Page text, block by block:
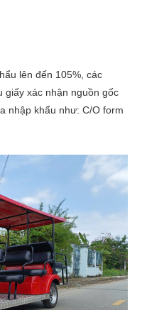
lên đến 105%, các
giấy xác nhận nguồn gốc
nhập khẩu như: C/O form